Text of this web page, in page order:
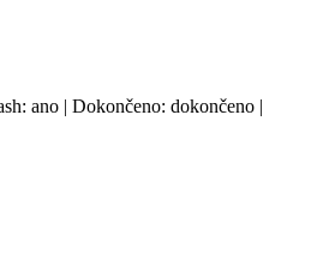
ano | Dokončeno: dokončeno |